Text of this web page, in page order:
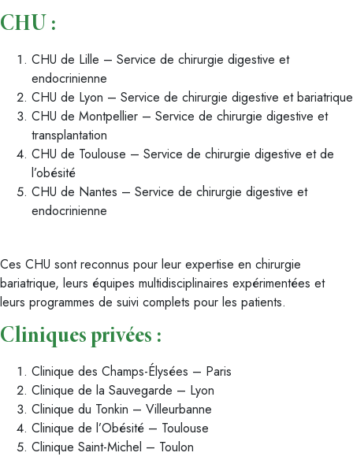
CHU :
CHU de Lille – Service de chirurgie digestive et
endocrinienne
CHU de Lyon – Service de chirurgie digestive et bariatrique
CHU de Montpellier – Service de chirurgie digestive et
transplantation
CHU de Toulouse – Service de chirurgie digestive et de
l’obésité
CHU de Nantes – Service de chirurgie digestive et
endocrinienne
Ces CHU sont reconnus pour leur expertise en chirurgie
bariatrique, leurs équipes multidisciplinaires expérimentées et
leurs programmes de suivi complets pour les patients.
Cliniques privées :
Clinique des Champs-Élysées – Paris
Clinique de la Sauvegarde – Lyon
Clinique du Tonkin – Villeurbanne
Clinique de l’Obésité – Toulouse
Clinique Saint-Michel – Toulon